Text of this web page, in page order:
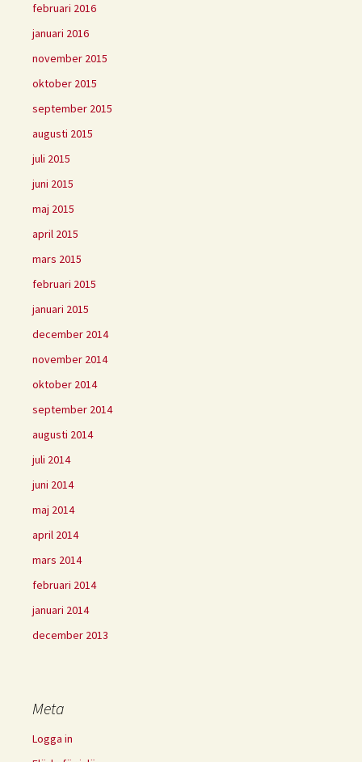
februari 2016
januari 2016
november 2015
oktober 2015
september 2015
augusti 2015
juli 2015
juni 2015
maj 2015
april 2015
mars 2015
februari 2015
januari 2015
december 2014
november 2014
oktober 2014
september 2014
augusti 2014
juli 2014
juni 2014
maj 2014
april 2014
mars 2014
februari 2014
januari 2014
december 2013
Meta
Logga in